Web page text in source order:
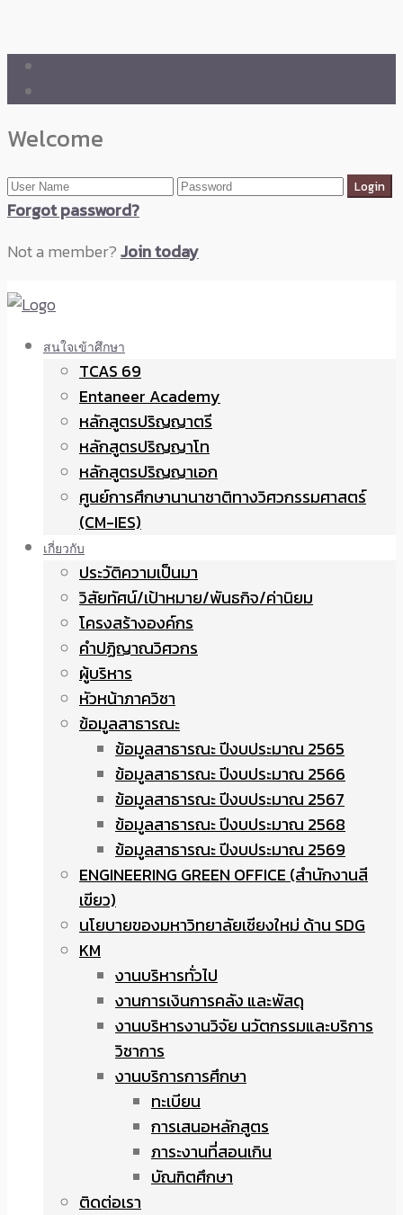
Welcome
Forgot password?
Not a member?Join today
สนใจเข้าศึกษา
TCAS 69
Entaneer Academy
หลักสูตรปริญญาตรี
หลักสูตรปริญญาโท
หลักสูตรปริญญาเอก
ศูนย์การศึกษานานาชาติทางวิศวกรรมศาสตร์
(CM-IES)
เกี่ยวกับ
ประวัติความเป็นมา
วิสัยทัศน์/เป้าหมาย/พันธกิจ/ค่านิยม
โครงสร้างองค์กร
คำปฏิญาณวิศวกร
ผู้บริหาร
หัวหน้าภาควิชา
ข้อมูลสาธารณะ
ข้อมูลสาธารณะ ปีงบประมาณ 2565
ข้อมูลสาธารณะ ปีงบประมาณ 2566
ข้อมูลสาธารณะ ปีงบประมาณ 2567
ข้อมูลสาธารณะ ปีงบประมาณ 2568
ข้อมูลสาธารณะ ปีงบประมาณ 2569
ENGINEERING GREEN OFFICE (สำนักงานสี
เขียว)
นโยบายของมหาวิทยาลัยเชียงใหม่ ด้าน SDG
KM
งานบริหารทั่วไป
งานการเงินการคลัง และพัสดุ
งานบริหารงานวิจัย นวัตกรรมและบริการ
วิชาการ
งานบริการการศึกษา
ทะเบียน
การเสนอหลักสูตร
ภาระงานที่สอนเกิน
บัณฑิตศึกษา
ติดต่อเรา